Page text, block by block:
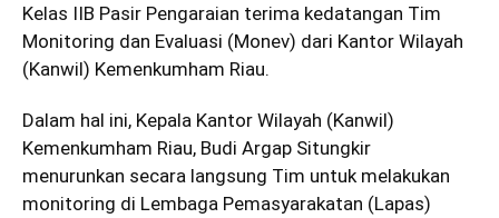
Kelas IIB Pasir Pengaraian terima kedatangan Tim
Monitoring dan Evaluasi (Monev) dari Kantor Wilayah
(Kanwil) Kemenkumham Riau.
Dalam hal ini, Kepala Kantor Wilayah (Kanwil)
Kemenkumham Riau, Budi Argap Situngkir
menurunkan secara langsung Tim untuk melakukan
monitoring di Lembaga Pemasyarakatan (Lapas)